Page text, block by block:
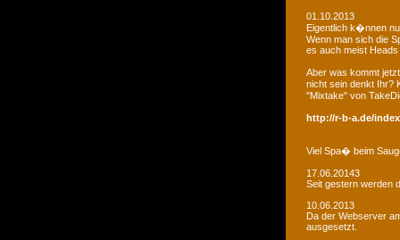
01.10.2013
Eigentlich k�nnen
Wenn man sich die
es auch meist
Aber was kommt
nicht sein denkt Ihr?
"Mixtake" von
http://r-b-a.de/
Viel Spa� beim
17.06.20143
Seit gestern werden
10.06.2013
Da der Webserver
ausgesetzt.